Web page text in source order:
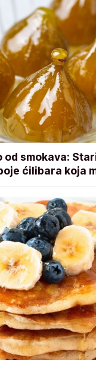
od smokava:
ćilibara koja